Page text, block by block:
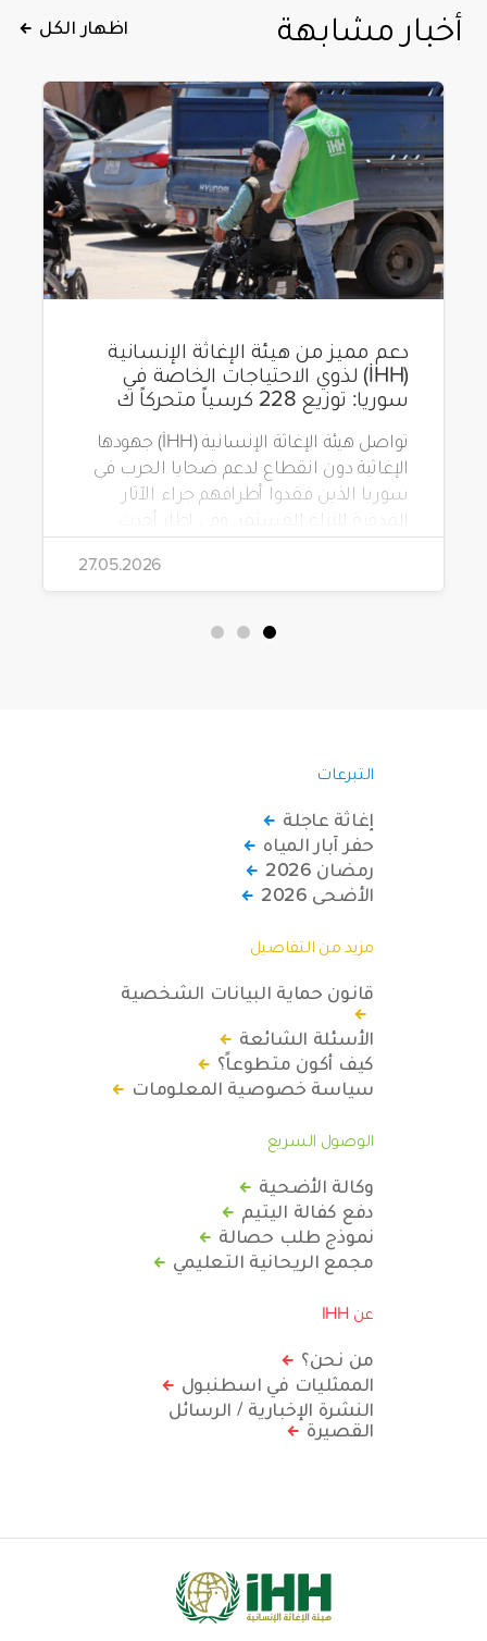
أخبار مشابهة اظهار الكل
دعم مميز من هيئة الإغاثة الإنسانية
(İHH) لذوي الاحتياجات الخاصة في
سوريا: توزيع 228 كرسياً متحركاً ك
تواصل هيئة الإغاثة الإنسانية (İHH) جهودها
الإغاثية دون انقطاع لدعم ضحايا الحرب في
سوريا الذين فقدوا أطرافهم جراء الآثار
المدمرة للنزاع المستمر. وفي إطار أحدث
مشاريعها، قامت الهيئة بتوزيع 228 كرسياً
متحركاً كهربائياً على أشخاص من ذوي
الاحتياجات الخاصة يعيشون في ظروف
قاسية بمناطق دمشق، وحلب، وحماة،
27.05.2026
التبرعات
إغاثة عاجلة
حفر آبار المياه
رمضان 2026
الأضحى 2026
مزيد من التفاصيل
قانون حماية البيانات الشخصية
الأسئلة الشائعة
كيف أكون متطوعاً؟
سياسة خصوصية المعلومات
الوصول السريع
وكالة الأضحية
دفع كفالة اليتيم
نموذج طلب حصالة
مجمع الريحانية التعليمي
عن IHH
من نحن؟
الممثليات في اسطنبول
النشرة الإخبارية / الرسائل
القصيرة